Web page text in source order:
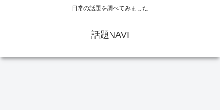
日常の話題を調べてみました
話題NAVI